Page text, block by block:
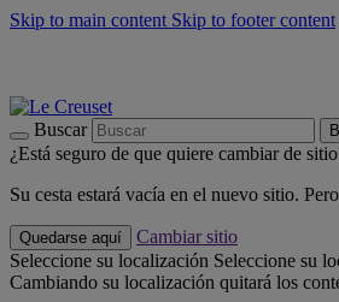
Skip to main content Skip to footer content
Buscar
¿Está seguro de que quiere cambiar de
Su cesta estará vacía en el nuevo sitio.
Quedarse aquí
Cambiar sitio
Seleccione su localización Seleccione su
Cambiando su localización quitará los